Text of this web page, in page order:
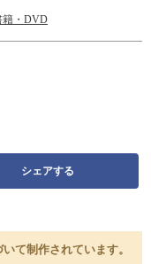
籍・DVD
シェアする
て制作されています。